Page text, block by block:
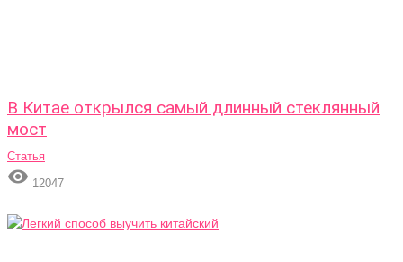
В Китае открылся самый длинный стеклянный
мост
Статья
 12047